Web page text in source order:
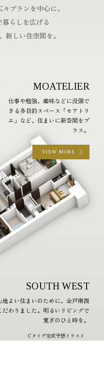
プランを中心に、
らしを広げる
新しい住空間を。
MOATELIER
仕事や勉強、趣味などに没頭で
きる多目的スペース「モアトリ
エ」など、住まいに新空間をプ
ラス。
VIEW MORE
SOUTH WEST
地よい住まいのために、全戸南西
だわりました。明るいリビングで
寛ぎのひと時を。